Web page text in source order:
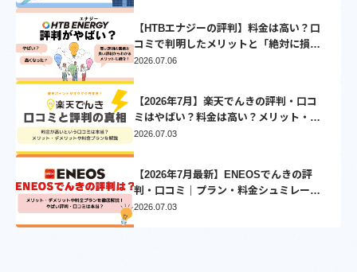
【HTBエナジーの評判】料金は高い？口
コミで判明したメリットと「絶対に損し
ない」乗り換え先3選
2026.07.06
【2026年7月】楽天でんきの評判・口コ
ミはやばい？料金は高い？メリット・デ
メリットを徹底比較
2026.07.03
【2026年7月最新】ENEOSでんきの評
判・口コミ｜プラン・料金シュミレーシ
ョンとVポイントについて徹底解説
2026.07.03